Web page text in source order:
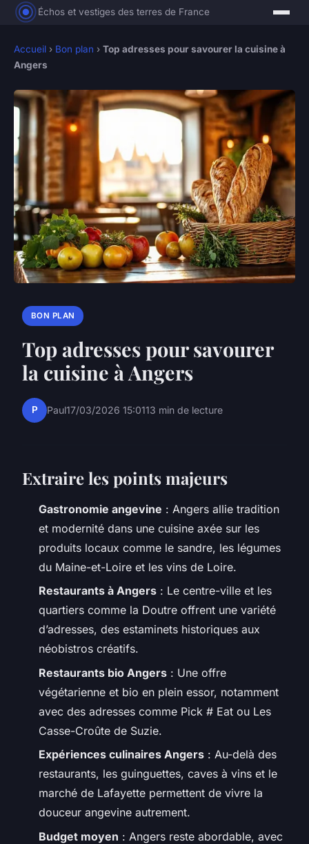
Échos et vestiges des terres de France
Accueil › Bon plan › Top adresses pour savourer la cuisine à
Angers
BON PLAN
Top adresses pour savourer
la cuisine à Angers
P Paul17/03/2026 15:0113 min de lecture
Extraire les points majeurs
Gastronomie angevine : Angers allie tradition
et modernité dans une cuisine axée sur les
produits locaux comme le sandre, les légumes
du Maine-et-Loire et les vins de Loire.
Restaurants à Angers : Le centre-ville et les
quartiers comme la Doutre offrent une variété
d’adresses, des estaminets historiques aux
néobistros créatifs.
Restaurants bio Angers : Une offre
végétarienne et bio en plein essor, notamment
avec des adresses comme Pick # Eat ou Les
Casse-Croûte de Suzie.
Expériences culinaires Angers : Au-delà des
restaurants, les guinguettes, caves à vins et le
marché de Lafayette permettent de vivre la
douceur angevine autrement.
Budget moyen : Angers reste abordable, avec